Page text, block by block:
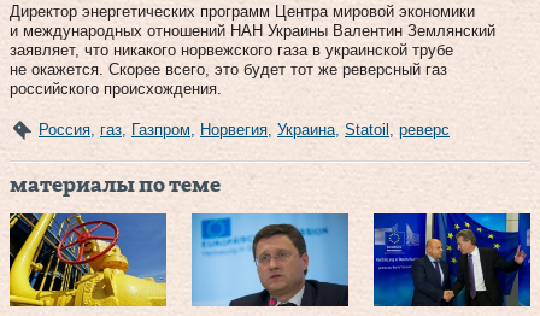
Директор энергетических программ Центра мировой экономики
и международных отношений НАН Украины Валентин Землянский
заявляет, что никакого норвежского газа в украинской трубе
не окажется. Скорее всего, это будет тот же реверсный газ
российского происхождения.
Россия газ Газпром Норвегия Украина Statoil реверс
материалы по теме